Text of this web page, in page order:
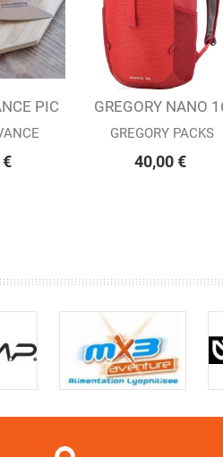
panierPIC
JACK
Ajouter au panier
GREGORY NANO
GREGORY PACKS
40,00 €